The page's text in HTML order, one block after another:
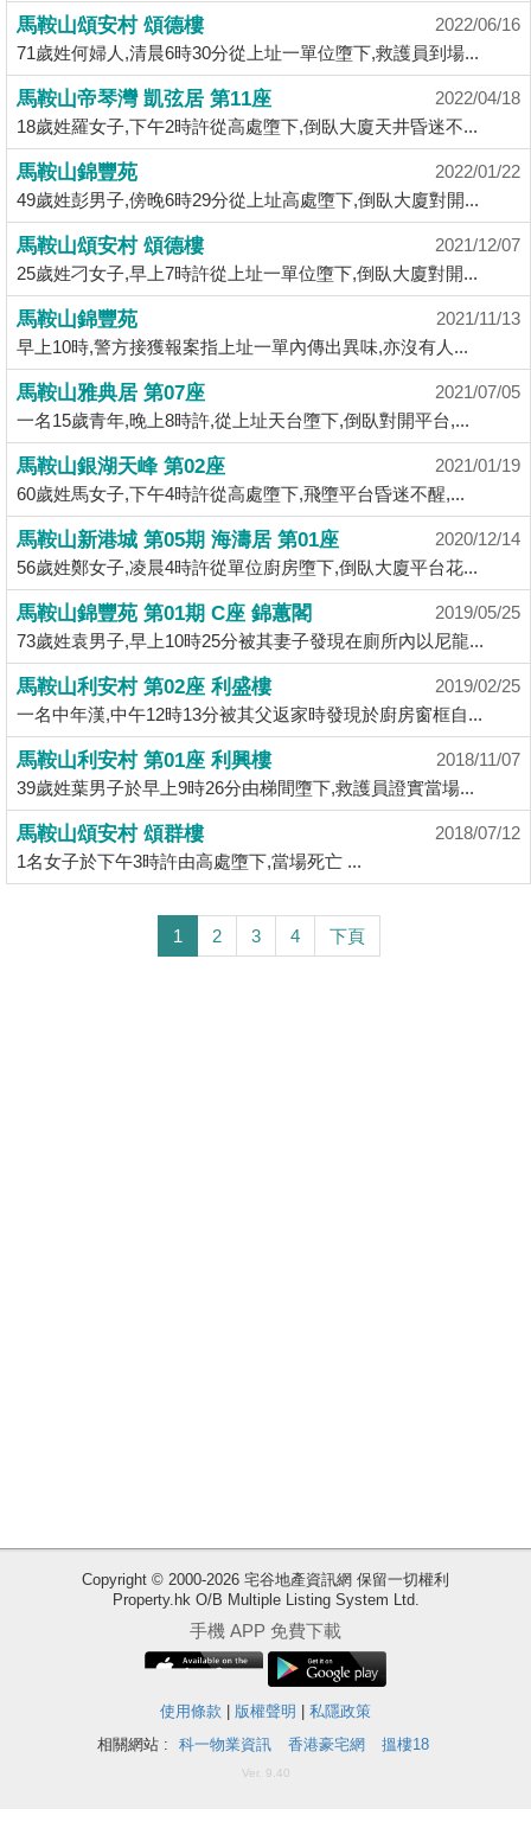
聞
數
據
公
佈
置
業
手
冊
關
於
我
們
馬鞍山頌安村 頌德樓
2022/06/16
71歲姓何婦人,清晨6時30分從上址一單位墮下,救護員到場...
馬鞍山帝琴灣 凱弦居 第11座
2022/04/18
18歲姓羅女子,下午2時許從高處墮下,倒臥大廈天井昏迷不...
馬鞍山錦豐苑
2022/01/22
49歲姓彭男子,傍晚6時29分從上址高處墮下,倒臥大廈對開...
馬鞍山頌安村 頌德樓
2021/12/07
25歲姓刁女子,早上7時許從上址一單位墮下,倒臥大廈對開...
馬鞍山錦豐苑
2021/11/13
早上10時,警方接獲報案指上址一單內傳出異味,亦沒有人...
馬鞍山雅典居 第07座
2021/07/05
一名15歲青年,晚上8時許,從上址天台墮下,倒臥對開平台,...
馬鞍山銀湖天峰 第02座
2021/01/19
60歲姓馬女子,下午4時許從高處墮下,飛墮平台昏迷不醒,...
馬鞍山新港城 第05期 海濤居 第01座
2020/12/14
56歲姓鄭女子,凌晨4時許從單位廚房墮下,倒臥大廈平台花...
馬鞍山錦豐苑 第01期 C座 錦蕙閣
2019/05/25
73歲姓袁男子,早上10時25分被其妻子發現在廁所內以尼龍...
馬鞍山利安村 第02座 利盛樓
2019/02/25
一名中年漢,中午12時13分被其父返家時發現於廚房窗框自...
馬鞍山利安村 第01座 利興樓
2018/11/07
39歲姓葉男子於早上9時26分由梯間墮下,救護員證實當場...
馬鞍山頌安村 頌群樓
2018/07/12
1名女子於下午3時許由高處墮下,當場死亡 ...
1 2 3 4 下頁
Copyright © 2000-2026 宅谷地產資訊網 保留一切權利
Property.hk O/B Multiple Listing System Ltd.
手機 APP 免費下載
使用條款 版權聲明
私隱政策
相關網站 :
科一物業資訊 香港豪宅網 搵樓18
Ver. 9.40